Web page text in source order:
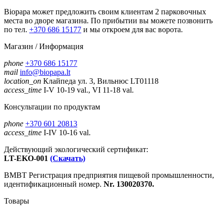
Biopapa может предложить своим клиентам 2 парковочных
места во дворе магазина. По прибытии вы можете позвонить
по тел. +370 686 15177 и мы откроем для вас ворота.
Магазин / Информация
phone +370 686 15177
mail info@biopapa.lt
location_on Клайпеда ул. 3, Вильнюс LT01118
access_time I-V 10-19 val., VI 11-18 val.
Консультации по продуктам
phone +370 601 20813
access_time I-IV 10-16 val.
Действующий экологический сертификат:
LT-EKO-001 (Скачать)
ВМВТ Регистрация предприятия пищевой промышленности,
идентификационный номер. Nr. 130020370.
Товары